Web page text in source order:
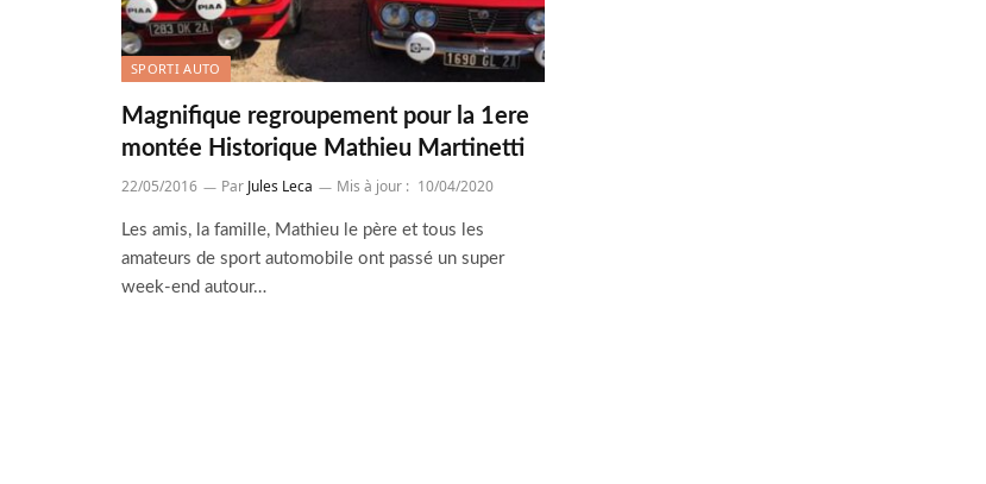
SPORTI AUTO
Magnifique regroupement pour la 1ere
montée Historique Mathieu Martinetti
22/05/2016 Par Jules Leca Mis à jour : 10/04/2020
Les amis, la famille, Mathieu le père et tous les
amateurs de sport automobile ont passé un super
week-end autour…